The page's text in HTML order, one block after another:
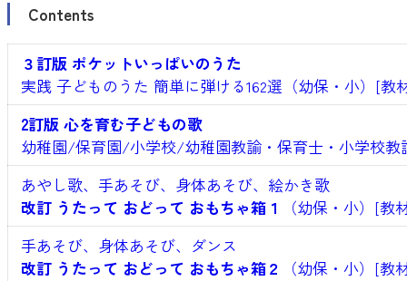
Contents
３訂版 ポケットいっぱいのうた
実践 子どものうた 簡単に弾ける162選（幼保・小）[教
2訂版 心を育む子どもの歌
幼稚園/保育園/小学校/幼稚園教諭・保育士・小学校教
あやし歌、手あそび、身体あそび、絵かき歌
改訂 うたって おどって おもちゃ箱１
（幼保・小）[教
手あそび、身体あそび、ダンス
改訂 うたって おどって おもちゃ箱２
（幼保・小）[教